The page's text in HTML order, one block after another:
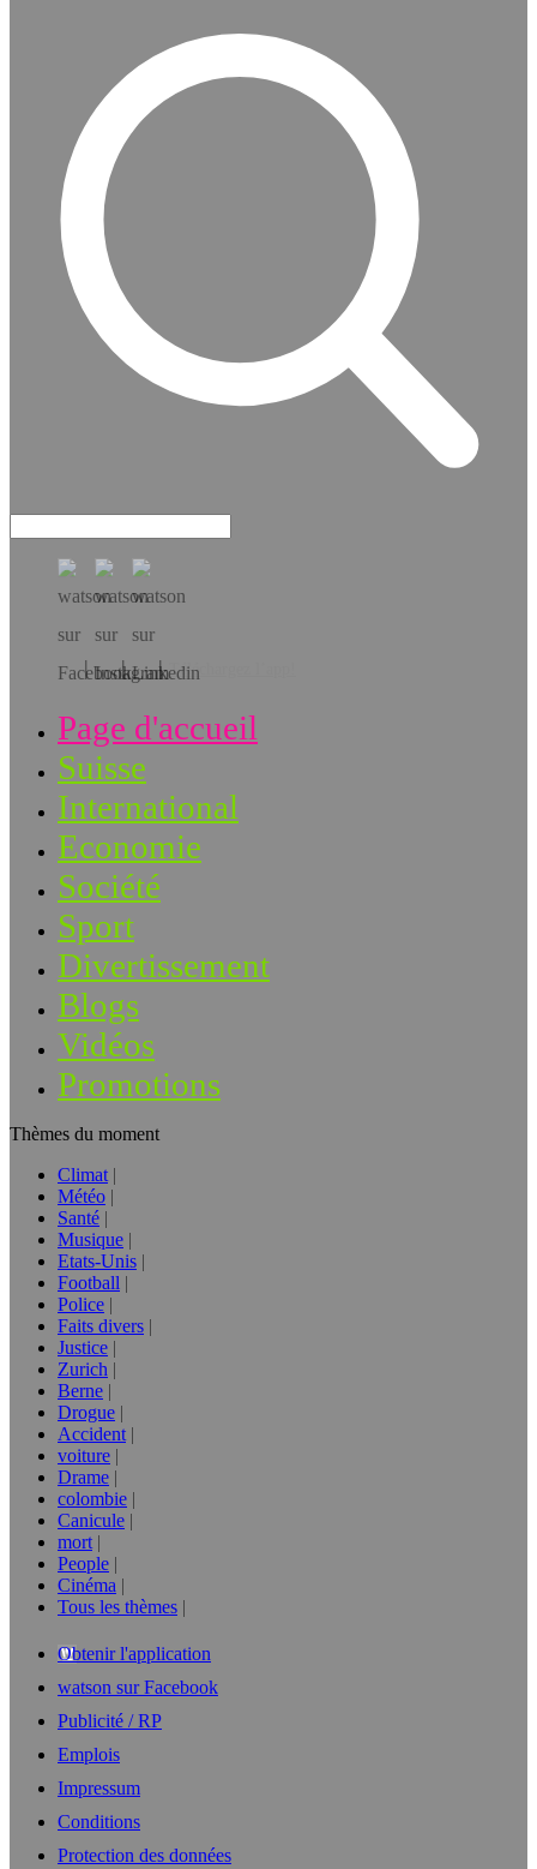
Téléchargez l’app!
Page d'accueil
Suisse
International
Economie
Société
Sport
Divertissement
Blogs
Vidéos
Promotions
Thèmes du moment
Climat
Météo
Santé
Musique
Etats-Unis
Football
Police
Faits divers
Justice
Zurich
Berne
Drogue
Accident
voiture
Drame
colombie
Canicule
mort
People
Cinéma
Tous les thèmes
Obtenir l'application
watson sur Facebook
Publicité / RP
Emplois
Impressum
Conditions
Protection des données